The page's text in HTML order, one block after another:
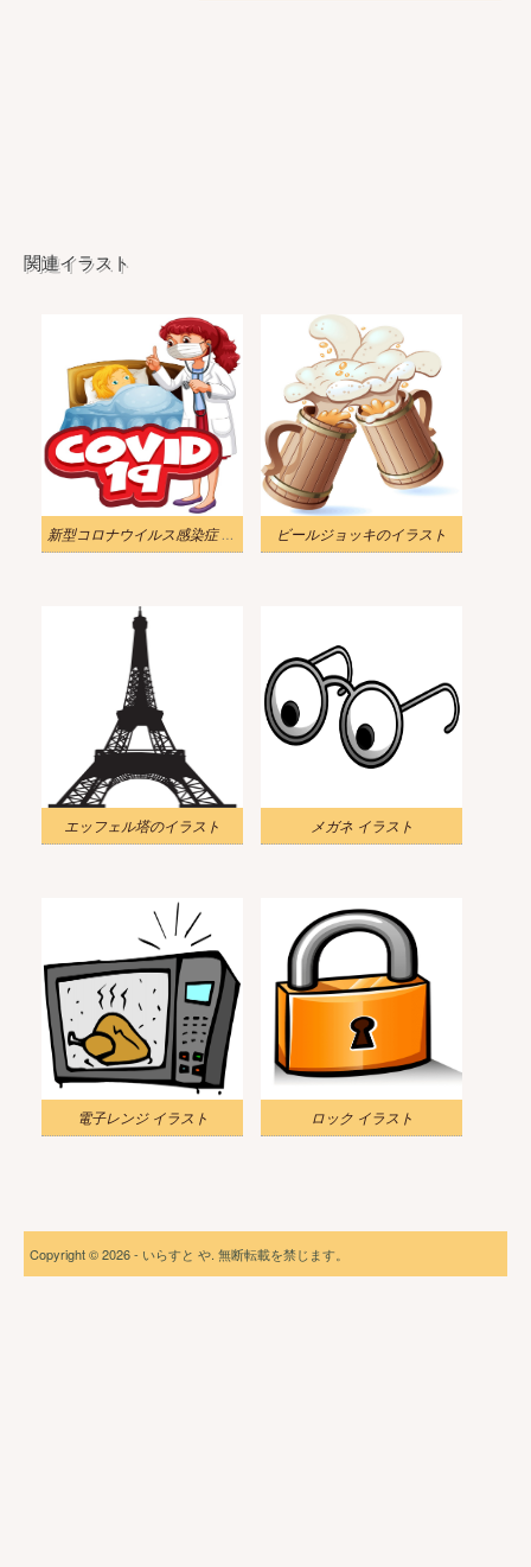
関連イラスト
新型コロナウイルス感染症 イラスト ビールジョッキのイラスト
エッフェル塔のイラスト メガネ イラスト
電子レンジ イラスト ロック イラスト
Copyright © 2026 - いらすと や. 無断転載を禁じます。